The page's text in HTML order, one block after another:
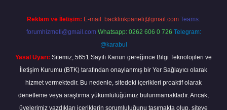
Reklam ve İletişim: E-mail: backlinkpaneli@gmail.com Teams:
forumhizmeti@gmail.com Whatsapp: 0262 606 0 726 Telegram:
@karabul
Yasal Uyarı: Sitemiz, 5651 Sayılı Kanun gereğince Bilgi Teknolojileri ve
İletişim Kurumu (BTK) tarafından onaylanmış bir Yer Sağlayıcı olarak
hizmet vermektedir. Bu nedenle, sitedeki içerikleri proaktif olarak
denetleme veya araştırma yükümlülüğümüz bulunmamaktadır. Ancak,
üyelerimiz yazdıkları içeriklerin sorumluluğunu taşımakta olup, siteye